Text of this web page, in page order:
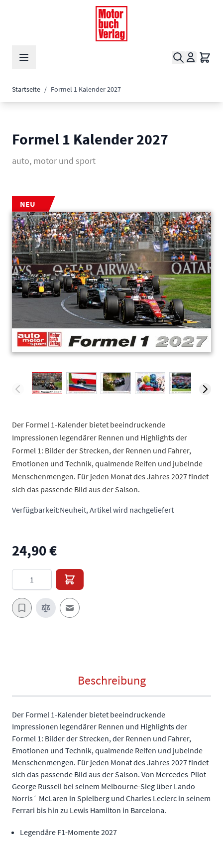
Suche
Startseite / Formel 1 Kalender 2027
Formel 1 Kalender 2027
auto, motor und sport
NEU
Main image
Click to view image in fullscreen
View larger imageView larger imageView larger imageView larger image
View larger
Der Formel 1-Kalender bietet beeindruckende
Impressionen legendärer Rennen und Highlights der
Formel 1: Bilder der Strecken, der Rennen und Fahrer,
Emotionen und Technik, qualmende Reifen und jubelnde
Menschenmengen. Für jeden Monat des Jahres 2027 findet
sich das passende Bild aus der Saison.
Verfügbarkeit:Neuheit, Artikel wird nachgeliefert
24,90 €
E-Mail an einen Freund
Beschreibung
Der Formel 1-Kalender bietet beeindruckende
Impressionen legendärer Rennen und Highlights der
Formel 1: Bilder der Strecken, der Rennen und Fahrer,
Emotionen und Technik, qualmende Reifen und jubelnde
Menschenmengen. Für jeden Monat des Jahres 2027 findet
sich das passende Bild aus der Saison. Von Mercedes-Pilot
George Russell bei seinem Melbourne-Sieg über Lando
Norris´ McLaren in Spielberg und Charles Leclerc in seinem
Ferrari bis hin zu Lewis Hamilton in Barcelona.
Legendäre F1-Momente 2027